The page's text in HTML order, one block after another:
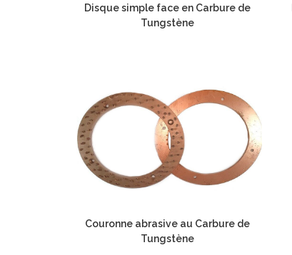
Disque simple face en Carbure de
Tungstène
Couronne abrasive au Carbure de
Tungstène